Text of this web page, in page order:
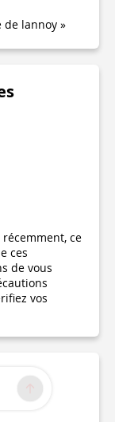
de lannoy »
ce
ces
de vous
vos